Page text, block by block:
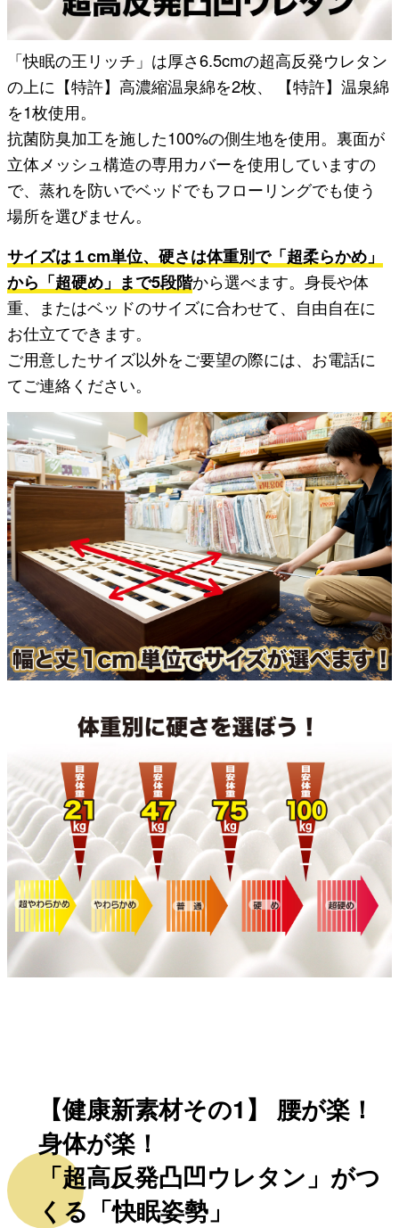
「快眠の王リッチ」は厚さ6.5cmの超高反発ウレタン
の上に【特許】高濃縮温泉綿を2枚、 【特許】温泉綿
を1枚使用。
抗菌防臭加工を施した100%の側生地を使用。裏面が
立体メッシュ構造の専用カバーを使用していますの
で、蒸れを防いでベッドでもフローリングでも使う
場所を選びません。
サイズは１cm単位、硬さは体重別で「超柔らかめ」
から「超硬め」まで5段階から選べます。身長や体
重、またはベッドのサイズに合わせて、自由自在に
お仕立てできます。
ご用意したサイズ以外をご要望の際には、お電話に
てご連絡ください。
【健康新素材その1】 腰が楽！
身体が楽！
「超高反発凸凹ウレタン」がつ
くる「快眠姿勢」